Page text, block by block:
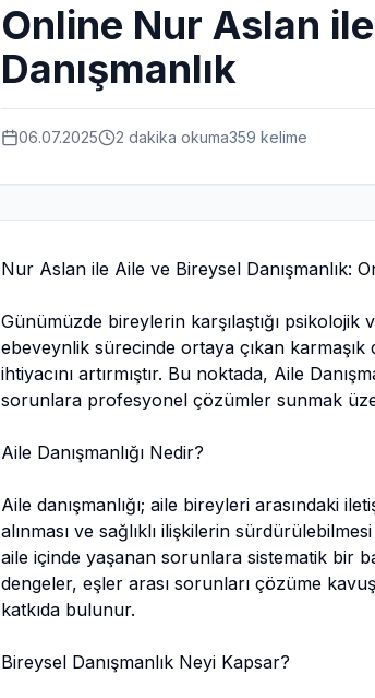
Online Nur Aslan
Danışmanlık
06.07.2025 2 dakika okuma359 kelime
Nur Aslan ile Aile ve Bireysel Danışmanlık:
Günümüzde bireylerin karşılaştığı
ebeveynlik sürecinde ortaya çıkan
ihtiyacını artırmıştır. Bu noktada, Aile
sorunlara profesyonel çözümler sunmak
Aile Danışmanlığı Nedir?
Aile danışmanlığı; aile bireyleri arasındaki
alınması ve sağlıklı ilişkilerin
aile içinde yaşanan sorunlara sistematik bir
dengeler, eşler arası sorunları çözüme
katkıda bulunur.
Bireysel Danışmanlık Neyi Kapsar?